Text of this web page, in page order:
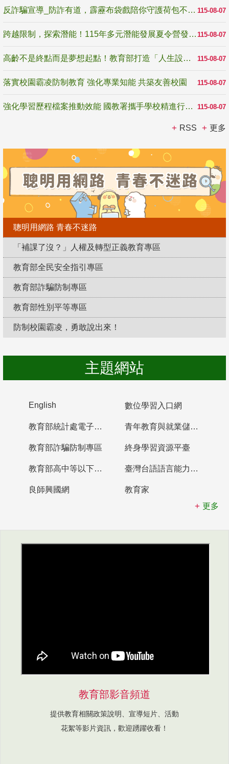
115-08-07
反詐騙宣導_防詐有道，霹靂布袋戲陪你守護荷包不受騙
115-08-07
跨越限制，探索潛能！115年多元潛能發展夏令營發掘生命無限可能
115-08-07
高齡不是終點而是夢想起點！教育部打造「人生設計夢工場」 參展第3屆高齡健康產業博覽會
115-08-07
落實校園霸凌防制教育 強化專業知能 共築友善校園
115-08-07
強化學習歷程檔案推動效能 國教署攜手學校精進行政與教學支持
RSS 更多
聰明用網路 青春不迷路
「補課了沒？」人權及轉型正義教育專區
教育部全民安全指引專區
教育部詐騙防制專區
教育部性別平等專區
防制校園霸凌，勇敢說出來！
主題網站
English 數位學習入口網
教育部統計處電子書櫃 青年教育與就業儲蓄帳戶
教育部詐騙防制專區 終身學習資源平臺
教育部高中等以下學校及幼兒園教師資格檢定考試 臺灣台語語言能力認證網站
良師興國網
教育家
更多
教育部影音頻道
提供教育相關政策說明、宣導短片、活動
花絮等影片資訊，歡迎踴躍收看！